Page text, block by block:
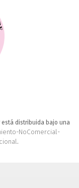
está distribuida bajo una
NoComercial-
.